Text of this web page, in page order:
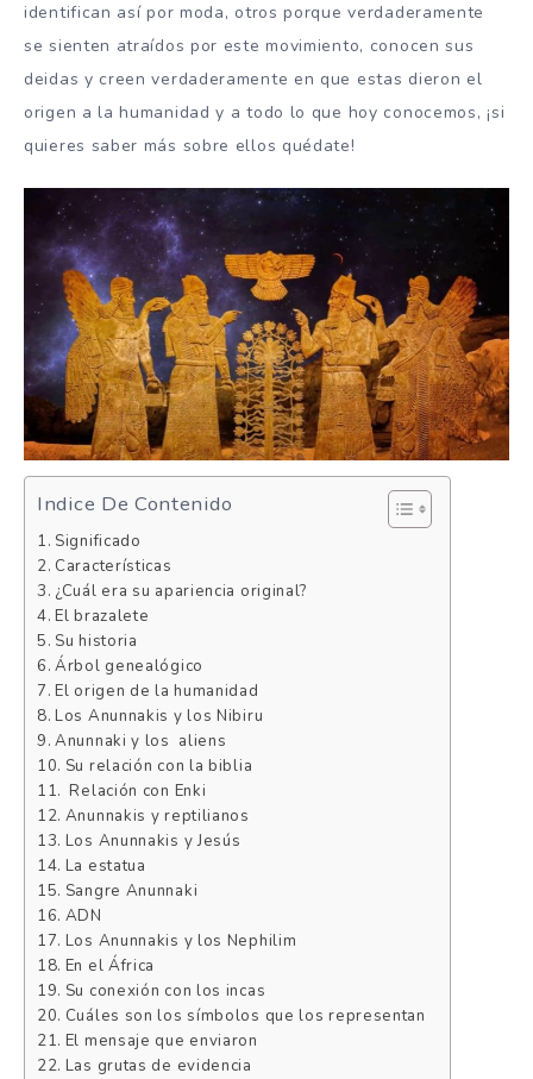
identifican así por moda, otros porque verdaderamente
se sienten atraídos por este movimiento, conocen sus
deidas y creen verdaderamente en que estas dieron el
origen a la humanidad y a todo lo que hoy conocemos, ¡si
quieres saber más sobre ellos quédate!
Indice De Contenido
Significado
Características
¿Cuál era su apariencia original?
El brazalete
Su historia
Árbol genealógico
El origen de la humanidad
Los Anunnakis y los Nibiru
Anunnaki y los aliens
Su relación con la biblia
Relación con Enki
Anunnakis y reptilianos
Los Anunnakis y Jesús
La estatua
Sangre Anunnaki
ADN
Los Anunnakis y los Nephilim
En el África
Su conexión con los incas
Cuáles son los símbolos que los representan
El mensaje que enviaron
Las grutas de evidencia